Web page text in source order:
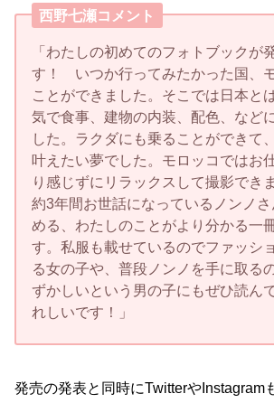
西野七瀬コメント
「わたしの初めてのフォトブックが
す！ いつか行ってみたかった国、
ことができました。そこでは日本と
気で食事、建物の内装、配色、など
した。ラクダにも乗ることができて
叶えたい夢でした。モロッコではお
り感じずにリラックスして撮影でき
約3年間お世話になっているノンノ
める、わたしのことがより分かる一
す。私服も載せているのでファッシ
る女の子や、普段ノンノを手に取る
ずかしいという男の子にもぜひ読ん
れしいです！」
発売の発表と同時にTwitterやInstagram